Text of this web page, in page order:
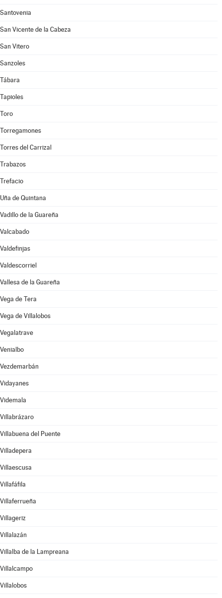
Santovenia
San Vicente de la Cabeza
San Vitero
Sanzoles
Tábara
Tapioles
Toro
Torregamones
Torres del Carrizal
Trabazos
Trefacio
Uña de Quintana
Vadillo de la Guareña
Valcabado
Valdefinjas
Valdescorriel
Vallesa de la Guareña
Vega de Tera
Vega de Villalobos
Vegalatrave
Venialbo
Vezdemarbán
Vidayanes
Videmala
Villabrázaro
Villabuena del Puente
Villadepera
Villaescusa
Villafáfila
Villaferrueña
Villageriz
Villalazán
Villalba de la Lampreana
Villalcampo
Villalobos